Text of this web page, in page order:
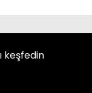
keşfedin